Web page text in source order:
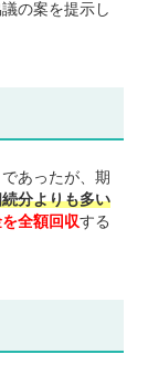
の案を提示し
あったが、期
分よりも多い
全額回収する